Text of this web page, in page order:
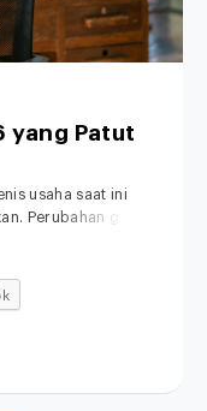
yang Patut
usaha saat ini
Perubahan gaya
untuk
tidak hanya